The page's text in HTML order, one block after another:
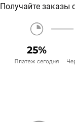
Получайте заказы